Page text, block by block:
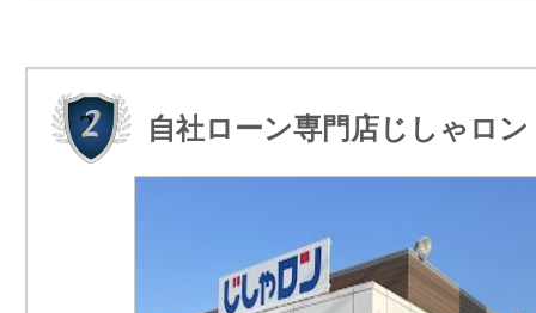
自社ローン専門店じしゃロン